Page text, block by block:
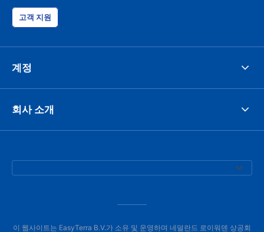
고객 지원
계정
회사 소개
이 웹사이트는 EasyTerra B.V.가 소유 및 운영하며 네덜란드 로이워덴 상공회